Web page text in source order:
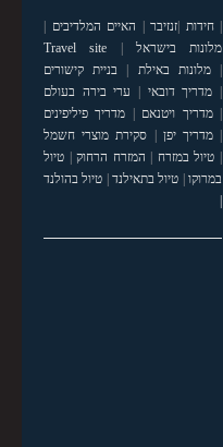
|חידות |זנזיבר | האיים המלדיבים |
מלונות בישראל |
Travel site
|מלונות באילת | בניית קישורים
| מדריך דובאי | ערי בירה בעולם
|מדריך ויטנאם | מדריך פיליפינים
|מדריך יפן | סקירת מוצרי חשמל
| טיול במזרח | המזרח הרחוק| טיול
במרוקו| טיול בתאילנד| טיול בהולנד
|